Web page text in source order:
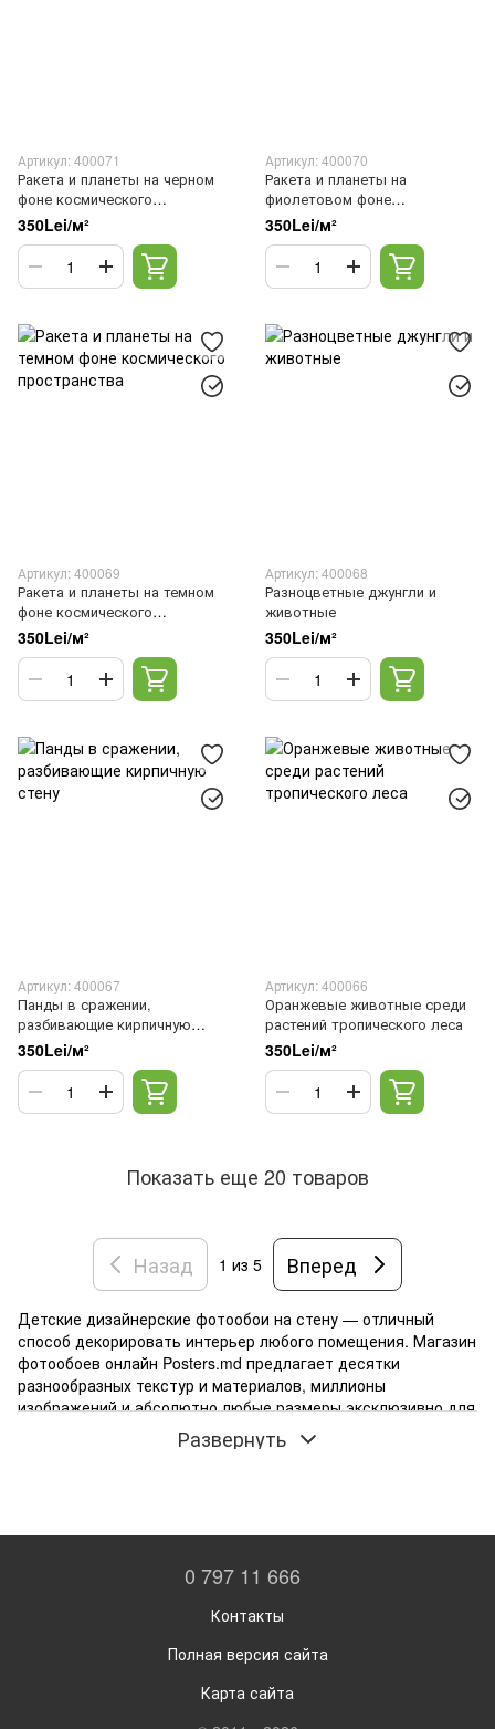
Артикул: 400071
Ракета и планеты на черном
фоне космического
пространства
350Lei/м²
Артикул: 400070
Ракета и планеты на
фиолетовом фоне
космического пространства
350Lei/м²
Артикул: 400069
Ракета и планеты на темном
фоне космического
пространства
350Lei/м²
Артикул: 400068
Разноцветные джунгли и
животные
350Lei/м²
Артикул: 400067
Панды в сражении,
разбивающие кирпичную
стену
350Lei/м²
Артикул: 400066
Оранжевые животные среди
растений тропического леса
350Lei/м²
Показать еще 20 товаров
Назад 1 из 5 Вперед
Детские дизайнерские фотообои на стену — отличный
способ декорировать интерьер любого помещения. Магазин
фотообоев онлайн Posters.md предлагает десятки
разнообразных текстур и материалов, миллионы
изображений и абсолютно любые размеры эксклюзивно для
вас! Купить фотообои в магазине - это вчерашний день!
Закажите эксклюзивный вариант под ваши размеры! Мы
очень просто и быстро!
Акварельные фотообои создают атмосферу
переходы, романтичные сюжеты идеальны для детских,
пейзажи, животные. Экологичные материалы
Развернуть
0 797 11 666
Контакты
Полная версия сайта
Карта сайта